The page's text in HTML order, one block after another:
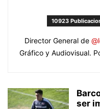
10923
Director General de
Gráfico y Audiovisual.
ser